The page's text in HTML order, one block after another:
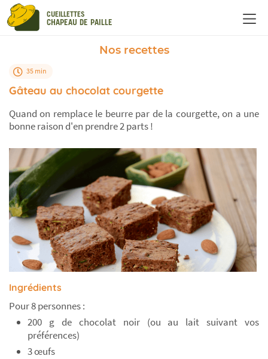
CUEILLETTES
CHAPEAU DE PAILLE
Nos recettes
35 min
Gâteau au chocolat courgette
Quand on remplace le beurre par de la courgette, on a une
bonne raison d'en prendre 2 parts !
Ingrédients
Pour 8 personnes :
200 g de chocolat noir (ou au lait suivant vos
préférences)
3 œufs
Panneau de gestion des cookies